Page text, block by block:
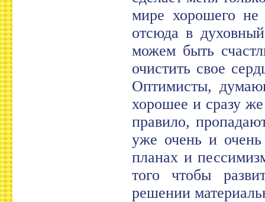
мире хорошего не
отсюда в
можем быть
очистить свое
Оптимисты,
хорошее и сразу
правило,
уже очень и очень
планах и
того чтобы
решении